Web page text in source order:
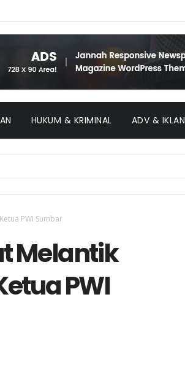
HUKUM & KRIMINAL ADV & IKLAN
PWI Sumbar
Melantik
PWI